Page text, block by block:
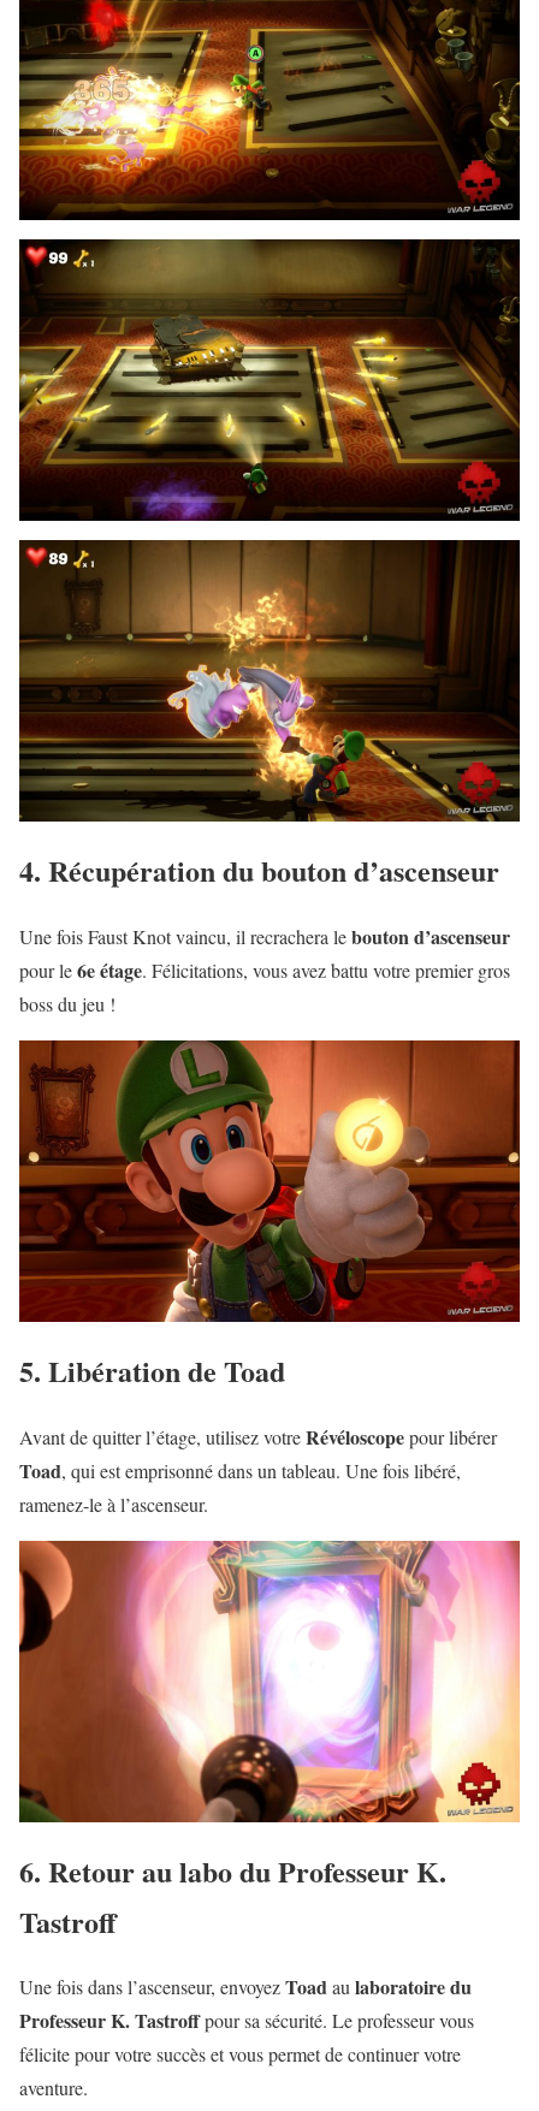
4. Récupération du bouton d’ascenseur
Une fois Faust Knot vaincu, il recrachera lebouton d’ascenseur
pour le6e étage. Félicitations, vous avez battu votre premier gros
boss du jeu !
5. Libération de Toad
Avant de quitter l’étage, utilisez votreRévéloscopepour libérer
Toad, qui est emprisonné dans un tableau. Une fois libéré,
ramenez-le à l’ascenseur.
6. Retour au labo du Professeur K.
Tastroff
Une fois dans l’ascenseur, envoyezToadaulaboratoire du
Professeur K. Tastroffpour sa sécurité. Le professeur vous
félicite pour votre succès et vous permet de continuer votre
aventure.